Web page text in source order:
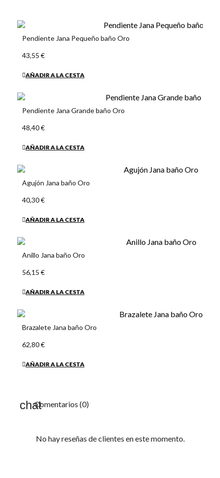
Pendiente Jana Pequeño baño Oro
43,55 €
AÑADIR A LA CESTA
Pendiente Jana Grande baño Oro
48,40 €
AÑADIR A LA CESTA
Agujón Jana baño Oro
40,30 €
AÑADIR A LA CESTA
Anillo Jana baño Oro
56,15 €
AÑADIR A LA CESTA
Brazalete Jana baño Oro
62,80 €
AÑADIR A LA CESTA
Comentarios (0)
No hay reseñas de clientes en este momento.